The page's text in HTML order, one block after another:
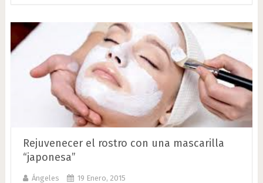
Rejuvenecer el rostro con una mascarilla
“japonesa”
Ángeles 19 Enero, 2015